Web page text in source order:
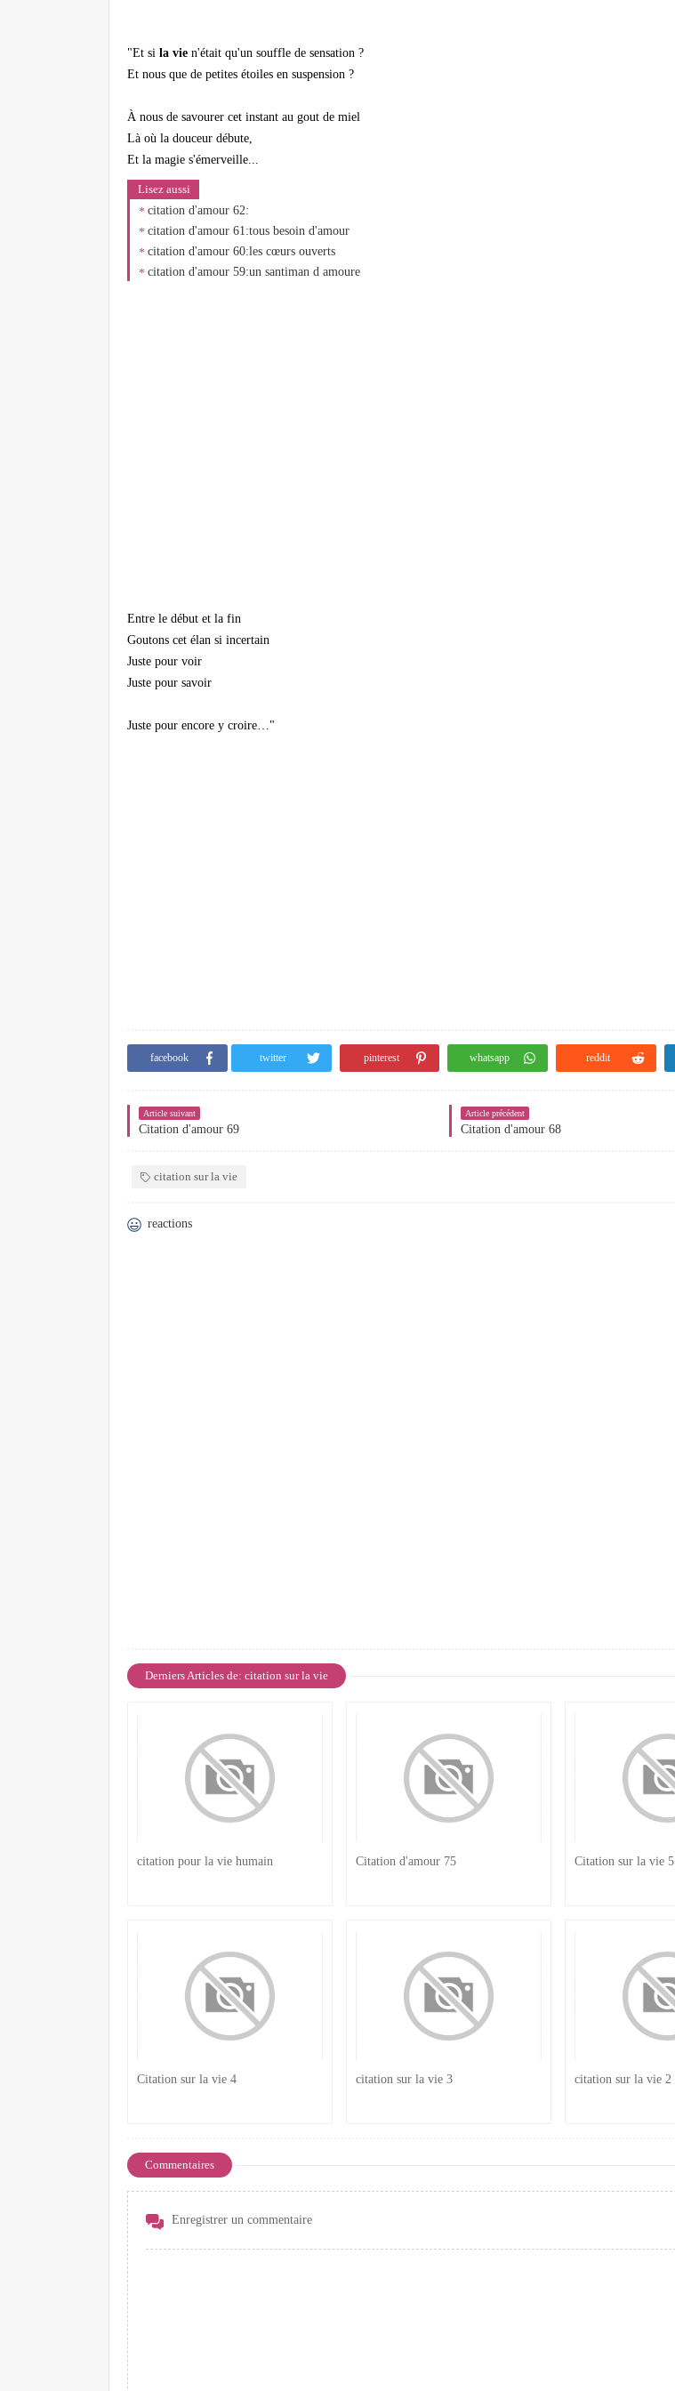
"Et si la vie n'était qu'un souffle de sensation ?
Et nous que de petites étoiles en suspension ?
À nous de savourer cet instant au gout de miel
Là où la douceur débute,
Et la magie s'émerveille...
Lisez aussi
citation d'amour 62:
citation d'amour 61:tous besoin d'amour
citation d'amour 60:les cœurs ouverts
citation d'amour 59:un santiman d amoure
Entre le début et la fin
Goutons cet élan si incertain
Juste pour voir
Juste pour savoir
Juste pour encore y croire…"
facebook twitter pinterest whatsapp reddit
Article suivant
Citation d'amour 69
Article précédent
Citation d'amour 68
citation sur la vie
reactions
Derniers Articles de: citation sur la vie
citation pour la vie humain Citation d'amour 75 Citation sur la vie 5
Citation sur la vie 4 citation sur la vie 3 citation sur la vie 2
Commentaires
Enregistrer un commentaire